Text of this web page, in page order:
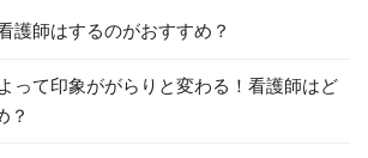
護師はするのがおすすめ？
って印象ががらりと変わる！看護師はど
？